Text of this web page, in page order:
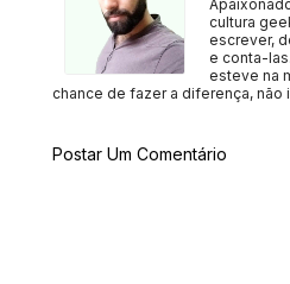
cultura
escrever,
e conta-
esteve na
chance de fazer a diferença, não
Postar Um Comentário